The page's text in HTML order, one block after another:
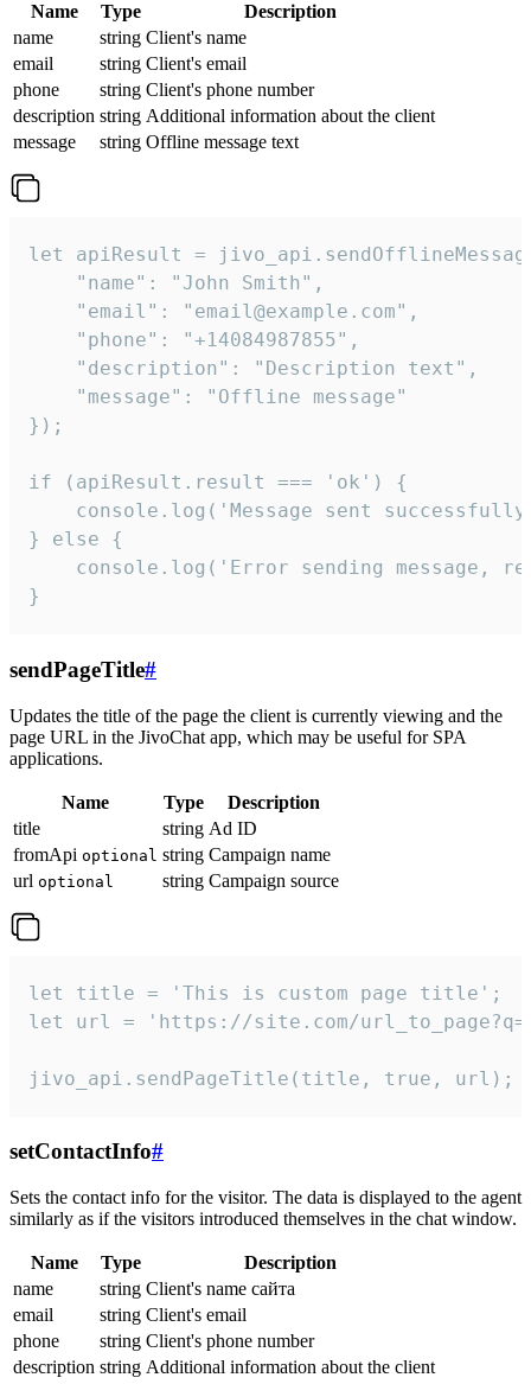
Name Type
Description
name
string Client's name
email
string Client's email
phone
string Client's phone number
description string Additional information about the client
message
string Offline message text
let apiResult =
    "name": "John Smith",
    "email": "email@example.com",
    "phone": "+14084987855",
    "description": "Description text",
    "message": "Offline message"
});
if (apiResult.result === 'ok') {
console.log('Message sent
} else {
console.log('Error sending message,
}
sendPageTitle#
Updates the title of the page the client is currently viewing and the
page URL in the JivoChat app, which may be useful for SPA
applications.
Name Type
Description
title
string Ad ID
fromApi optional string Campaign name
url optional string Campaign source
let title = 'This is custom page title';
let url = 'https://site.com/
jivo_api.sendPageTitle(title, true, url);
setContactInfo#
Sets the contact info for the visitor. The data is displayed to the agent
similarly as if the visitors introduced themselves in the chat window.
Name Type
Description
name
string Client's name сайта
email
string Client's email
phone
string Client's phone number
description string Additional information about the client